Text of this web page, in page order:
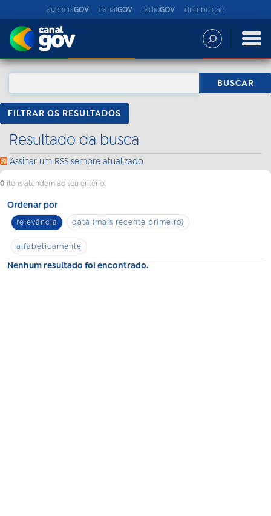
agênciaGOV canalGOV rádioGOV distribuição
FILTRAR OS RESULTADOS
Resultado da busca
Assinar um RSS sempre atualizado.
0 itens atendem ao seu critério.
Ordenar por
relevância data (mais recente primeiro)
alfabeticamente
Nenhum resultado foi encontrado.